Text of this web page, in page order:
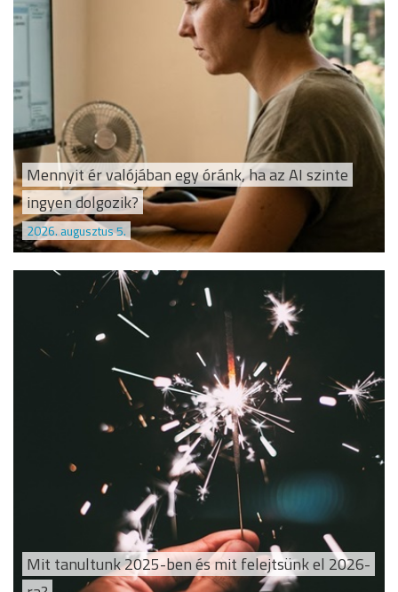
Mennyit ér valójában egy óránk, ha az AI szinte
ingyen dolgozik?
2026. augusztus 5.
Mit tanultunk 2025-ben és mit felejtsünk el 2026-